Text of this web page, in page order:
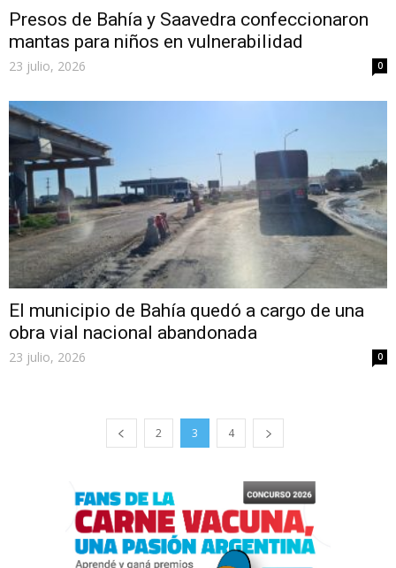
Presos de Bahía y Saavedra confeccionaron
mantas para niños en vulnerabilidad
23 julio, 2026 0
El municipio de Bahía quedó a cargo de una
obra vial nacional abandonada
23 julio, 2026 0
2 3 4